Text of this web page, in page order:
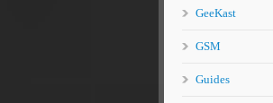
GeeKast
GSM
Guides